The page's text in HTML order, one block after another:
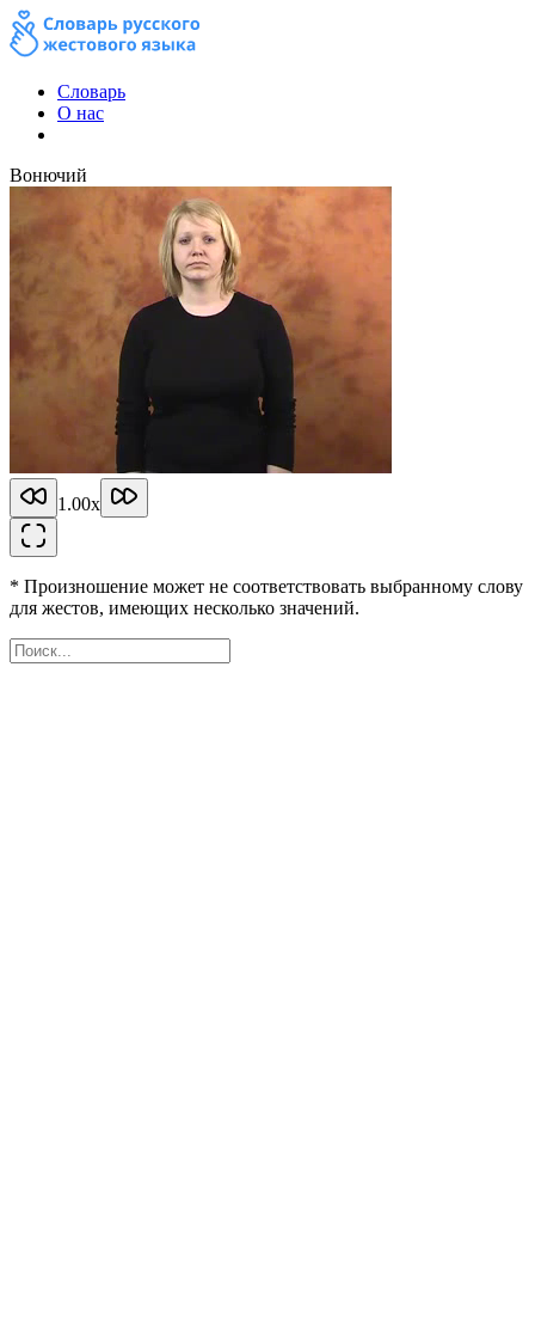
Словарь
О нас
Вонючий
1.00x
* Произношение может не соответствовать выбранному слову
для жестов, имеющих несколько значений.